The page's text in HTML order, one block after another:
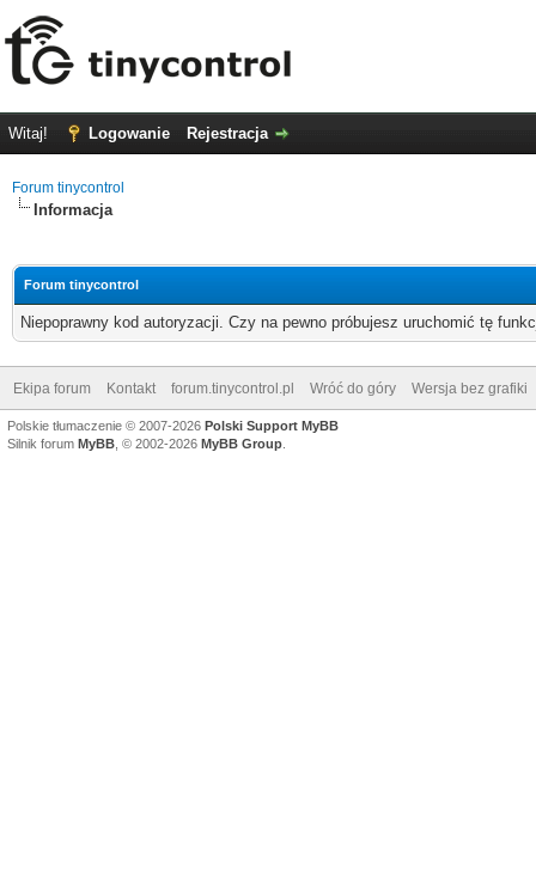
Witaj! Logowanie Rejestracja
Forum tinycontrol
Informacja
Forum tinycontrol
Niepoprawny kod autoryzacji. Czy na pewno próbujesz uruchomić tę
Ekipa forum Kontakt forum.tinycontrol.pl Wróć do góry Wersja bez grafiki
Polskie tłumaczenie © 2007-2026 Polski Support MyBB
Silnik forum MyBB , © 2002-2026 MyBB Group